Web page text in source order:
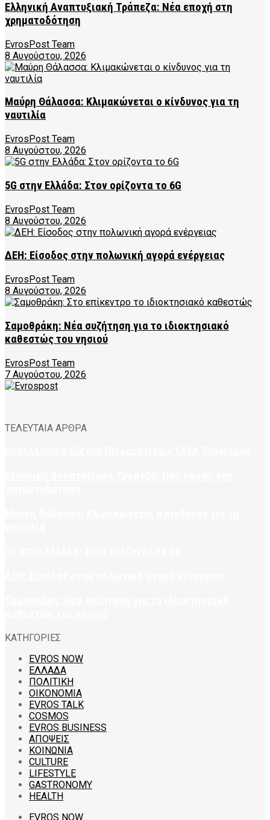
Ελληνική Αναπτυξιακή Τράπεζα: Νέα εποχή στη
χρηματοδότηση
EvrosPost Team
8 Αυγούστου, 2026
Μαύρη Θάλασσα: Κλιμακώνεται ο κίνδυνος για τη
ναυτιλία
EvrosPost Team
8 Αυγούστου, 2026
5G στην Ελλάδα: Στον ορίζοντα το 6G
EvrosPost Team
8 Αυγούστου, 2026
ΔΕΗ: Είσοδος στην πολωνική αγορά ενέργειας
EvrosPost Team
8 Αυγούστου, 2026
Σαμοθράκη: Νέα συζήτηση για το ιδιοκτησιακό
καθεστώς του νησιού
EvrosPost Team
7 Αυγούστου, 2026
ΤΕΛΕΥΤΑΙΑ ΑΡΘΡΑ
ΚΑΤΗΓΟΡΙΕΣ
EVROS NOW
ΕΛΛΑΔΑ
ΠΟΛΙΤΙΚΗ
ΟΙΚΟΝΟΜΙΑ
EVROS TALK
COSMOS
EVROS BUSINESS
ΑΠΟΨΕΙΣ
ΚΟΙΝΩΝΙΑ
CULTURE
LIFESTYLE
GASTRONOMY
HEALTH
EVROS NOW